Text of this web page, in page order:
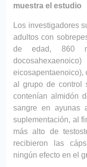
muestra el estudio
Los investigadores
adultos con
de edad, 860
eicosapentaenoico),
al grupo de control
contenían almidón
sangre en ayunas
suplementación, al
más alto de
recibieron las
ningún efecto en el